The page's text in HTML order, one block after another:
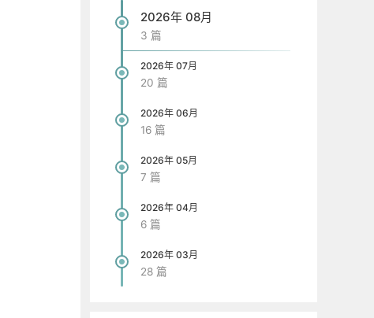
2026年 08月
3 篇
2026年 07月
20 篇
2026年 06月
16 篇
2026年 05月
7 篇
2026年 04月
6 篇
2026年 03月
28 篇